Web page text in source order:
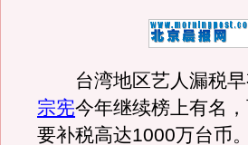
台湾地区艺人漏税早
宗宪今年继续榜上有名
要补税高达1000万台币。